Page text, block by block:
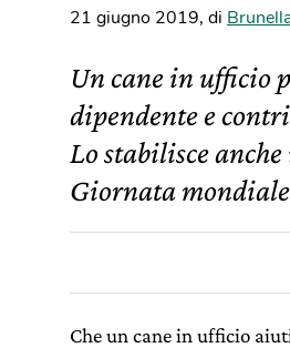
21 giugno 2019, di
Un cane in ufficio
dipendente e
Lo stabilisce
Giornata
Che un cane in ufficio